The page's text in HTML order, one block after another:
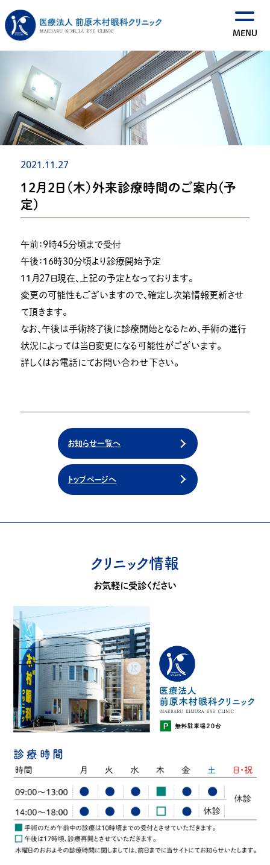
2021.11.27
１２月２日（木）外来診療時間のご案内(予
定)
午前：９時４５分頃まで受付
午後：１６時３０分頃より診療開始予定
１１月２７日現在、上記の予定となっております。
変更の可能性もございますので、確定し次第情報更新させ
て頂きます。
なお、午後は手術終了後に診療開始となるため、手術の進行
状況によっては当日変更になる可能性がございます。
詳しくはお電話にてお問い合わせ下さい。
お知らせ一覧へ
トップページへ
クリニック情報
お気軽に受診ください
診療時間